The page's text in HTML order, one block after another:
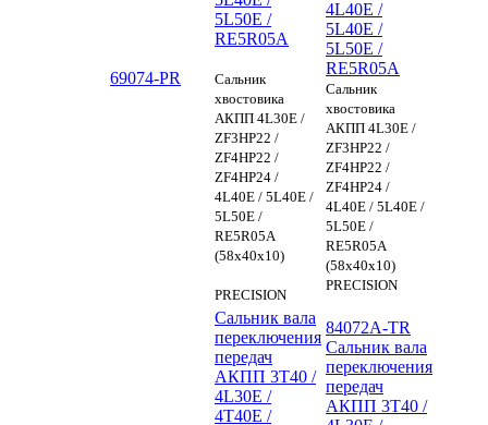
69074-PR
5L50E /
RE5R05A
Сальник
хвостовика
АКПП 4L30E /
ZF3HP22 /
ZF4HP22 /
ZF4HP24 /
4L40E / 5L40E /
5L50E /
RE5R05A
(58x40x10)
PRECISION
4L40E /
5L40E /
5L50E /
RE5R05A
Сальник
хвостовика
АКПП 4L30E /
ZF3HP22 /
ZF4HP22 /
ZF4HP24 /
4L40E / 5L40E /
5L50E /
RE5R05A
(58x40x10)
PRECISION
Сальник вала
переключения
передач
АКПП 3T40 /
4L30E /
4T40E /
84072A-TR
Сальник вала
переключения
передач
АКПП 3T40 /